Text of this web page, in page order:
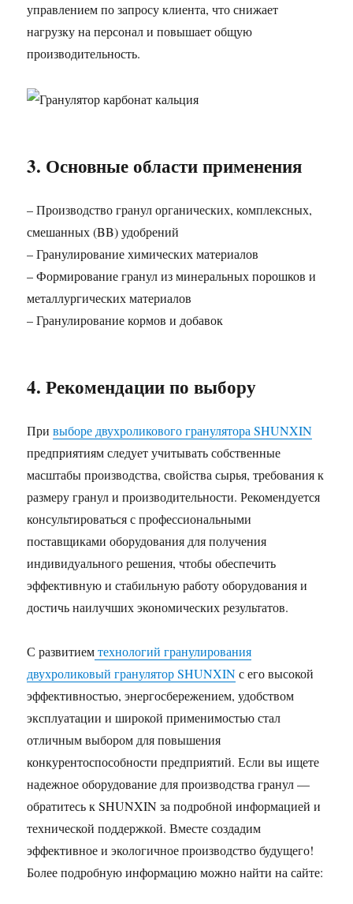
управлением по запросу клиента, что снижает
нагрузку на персонал и повышает общую
производительность.
3. Основные области применения
– Производство гранул органических, комплексных,
смешанных (BB) удобрений
– Гранулирование химических материалов
– Формирование гранул из минеральных порошков и
металлургических материалов
– Гранулирование кормов и добавок
4. Рекомендации по выбору
Привыборе двухроликового гранулятора SHUNXIN
предприятиям следует учитывать собственные
масштабы производства, свойства сырья, требования к
размеру гранул и производительности. Рекомендуется
консультироваться с профессиональными
поставщиками оборудования для получения
индивидуального решения, чтобы обеспечить
эффективную и стабильную работу оборудования и
достичь наилучших экономических результатов.
С развитиемтехнологий гранулирования
двухроликовый гранулятор SHUNXINс его высокой
эффективностью, энергосбережением, удобством
эксплуатации и широкой применимостью стал
отличным выбором для повышения
конкурентоспособности предприятий. Если вы ищете
надежное оборудование для производства гранул —
обратитесь к SHUNXIN за подробной информацией и
технической поддержкой. Вместе создадим
эффективное и экологичное производство будущего!
Более подробную информацию можно найти на сайте: